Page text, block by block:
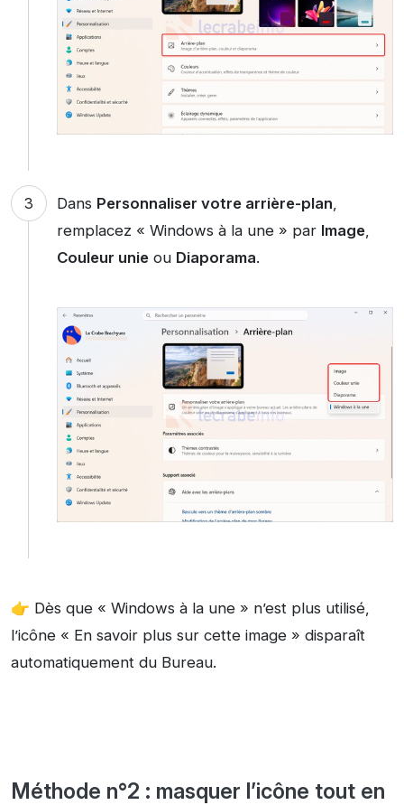
Dans Personnaliser votre arrière-plan
remplacez « Windows à la une » par Image,
Couleur unieou Diaporama.
👉 Dès que « Windows à la une » n’est plus utilisé,
l’icône « En savoir plus sur cette image » disparaît
automatiquement du Bureau.
Méthode n°2 : masquer l’icône tout en